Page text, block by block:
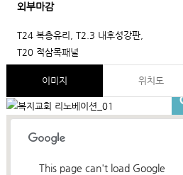
외부마감
T24 복층유리, T2.3 내후성강판,
T20 적삼목패널
이미지 위치도
This page can't load Google